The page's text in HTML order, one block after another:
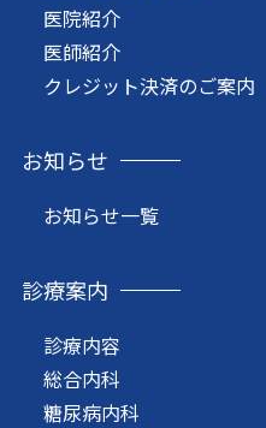
医院紹介
医師紹介
クレジット決済のご案内
お知らせ
お知らせ一覧
診療案内
診療内容
総合内科
糖尿病内科